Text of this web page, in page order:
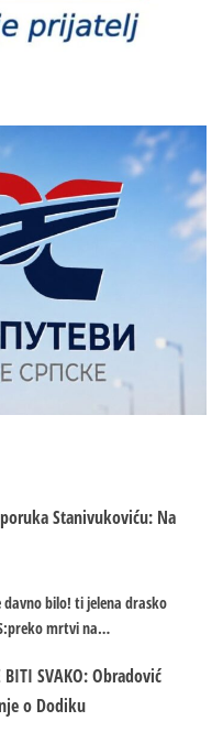
Stanivukoviću: Na
davno bilo! ti jelena drasko
mrtvi na…
BITI SVAKO: Obradović
o Dodiku